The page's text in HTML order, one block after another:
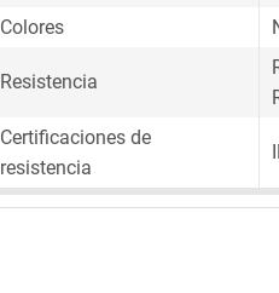
Colores
Resistencia
Certificaciones de
resistencia